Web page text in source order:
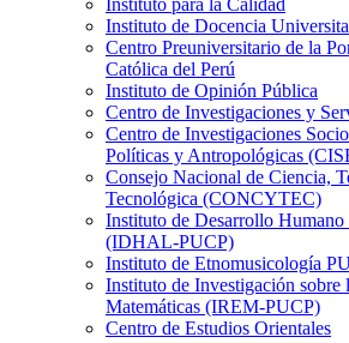
Instituto para la Calidad
Instituto de Docencia
Centro Preuniversitario de la
Católica del Perú
Instituto de Opinión Pública
Centro de Investigaciones y
Centro de Investigaciones
Políticas y Antropológicas
Consejo Nacional de Ciencia,
Tecnológica (CONCYTEC)
Instituto de Desarrollo
(IDHAL-PUCP)
Instituto de Etnomusicología
Instituto de Investigación sobre
Matemáticas (IREM-PUCP)
Centro de Estudios Orientales